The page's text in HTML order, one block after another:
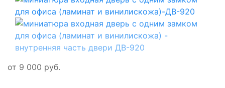
от 9 000 руб.